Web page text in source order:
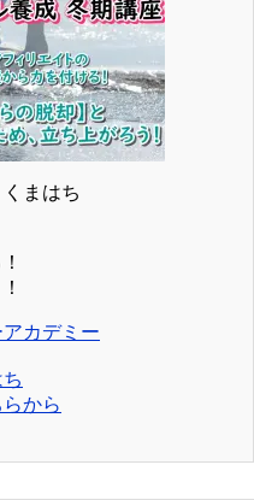
まはち
カデミー
から